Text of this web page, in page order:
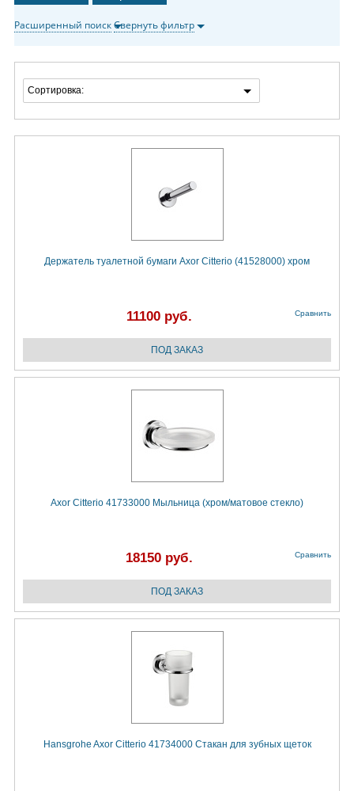
Расширенный поискСвернуть фильтр
Сортировка:
Держатель туалетной бумаги Axor Citterio (41528000) хром
11100 руб. Сравнить
Axor Citterio 41733000 Мыльница (хром/матовое стекло)
18150 руб. Сравнить
Hansgrohe Axor Citterio 41734000 Стакан для зубных щеток